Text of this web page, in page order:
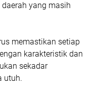
yang masih
memastikan setiap
karakteristik dan
sekadar
utuh.